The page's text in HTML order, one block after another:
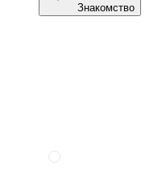
Знакомство